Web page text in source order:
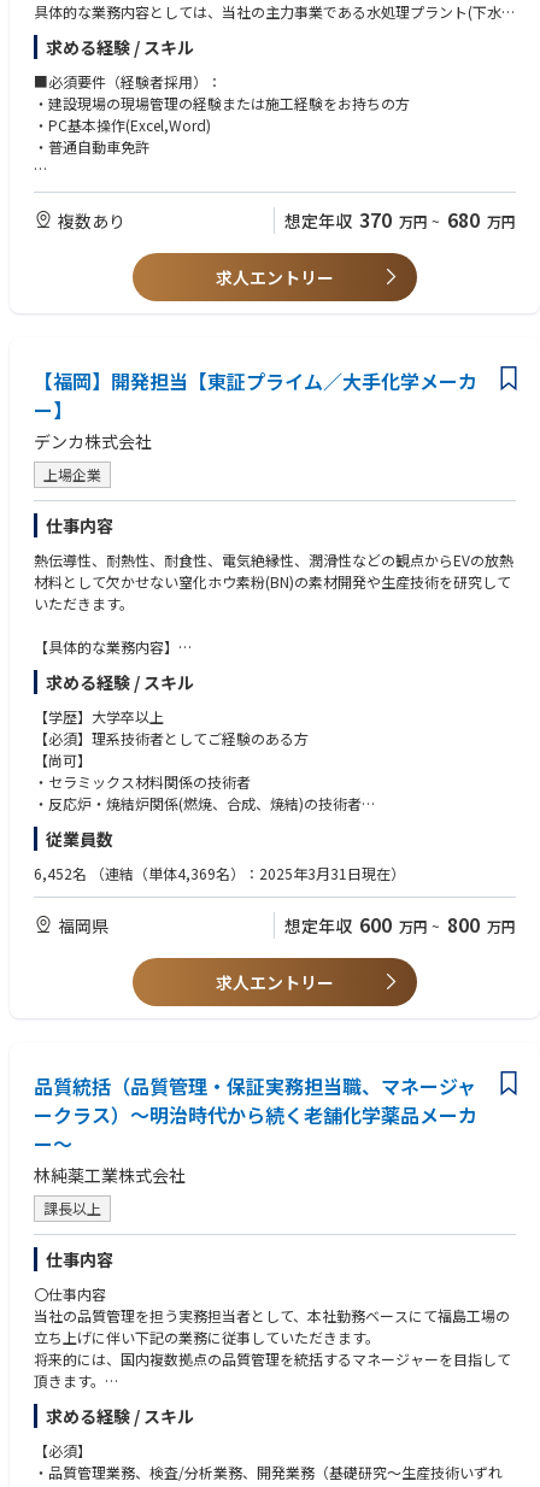
具体的な業務内容としては、当社の主力事業である水処理プラント(下水処
理施設、工場排水処理施設等)の施工管理業務を担当いただきます。
オフィスビルから、工場・プラントの排水処理システムまで、ご経験・ス
キルや適性に応じて担当いただきます。
【具体的な仕事内容】
・新設の水処理プラントを下請け業者に発注
・現場工程管理
・原価管理
・安全管理
・CADでの図面作成および修正
・お客様との打ち合わせ
・工事書類や工事写真帳の作成
官公庁、有名大学の施工実績があり、業界でも高い技術力・製品力を誇っ
ております。資格取得報奨金制度があるため会社として個人のスキルアッ
プを支援しており、手に職をつけられる仕事です。
【ポジションの魅力】
・資格取得報奨金制度
・時間外手当100％支給で家族手当や役職手当などの福利厚生も充実
・総合職・エリア総合職のコース別採用有
・毎年増収、スタンダード市場の上場企業の安定基盤
・グローバルに展開中
・年間休日125日と働きやすい環境
・OJTで教育体制がしっかりしてるため、現場のことがよくわかった状態
で営業活動ができる
・開発～施工、メンテナンスまで一気通貫してお客様へソリューション提
案している
・社内に開発～施工のプロがいるので、わからないときにプロに聞ける環
境がある
・slackの導入により社内のコミュニケーションが活発になり、垣根なくコ
ミュニケーションが取れる
・実績を積むことによってマネジメントできる
未経験者の方も、同行指導等を行いますので、実力を高めて就業いただけ
ます。
求める経験 / スキル
■必須要件（経験者採用）：
・建設現場の現場管理の経験または施工経験をお持ちの方
・PC基本操作(Excel,Word)
・普通自動車免許
■必須要件（未経験者採用）：
・PC基本操作(Excel,Word)
・普通自動車免許
・何らかのCAD操作（使用）による図面作成、修正が可能な方
複数あり 想定年収 370 万円 ~ 680 万円
求人エントリー
【福岡】開発担当【東証プライム／大手化学メーカ
ー】
デンカ株式会社
上場企業
仕事内容
熱伝導性、耐熱性、耐食性、電気絶縁性、潤滑性などの観点からEVの放熱
材料として欠かせない窒化ホウ素粉(BN)の素材開発や生産技術を研究して
いただきます。
【具体的な業務内容】
①新規開発品の検討
②生産性改善､新プロセス検討
③改善活動 等
＜キャリアパス＞※応募者様のご経歴やご経験により担当期間を延長・短
縮したり、内容を変更したりする場合がございます。
【入社後～5年程度】
・窒化ホウ素粉、窒化ホウ素成形物の新規開発､評価技術､生産技術の深耕
とユーザー対応業務を担当
【入社5年～10年程度】
・窒化ホウ素粉、窒化ホウ素成形物の技術リーダー
・若しくは､研究部門での次世代材料開発､用途開発研究リーダー
【それ以降】
・事業部門での販売戦略、新拠点検討 等
無機製品と、変化が早く高い性能を求められる電子材料製品の両方を生産
する、会社として重要な役割を持つ、大変特徴のある工場です。
求める経験 / スキル
【学歴】大学卒以上
【必須】理系技術者としてご経験のある方
【尚可】
・セラミックス材料関係の技術者
・反応炉・焼結炉関係(燃焼、合成、焼結)の技術者
・化学メーカー技術者
従業員数
6,452名 （連結（単体4,369名）：2025年3月31日現在）
福岡県 想定年収 600 万円 ~ 800 万円
求人エントリー
品質統括（品質管理・保証実務担当職、マネージャ
ークラス）～明治時代から続く老舗化学薬品メーカ
ー～
林純薬工業株式会社
課長以上
仕事内容
〇仕事内容
当社の品質管理を担う実務担当者として、本社勤務ベースにて福島工場の
立ち上げに伴い下記の業務に従事していただきます。
将来的には、国内複数拠点の品質管理を統括するマネージャーを目指して
頂きます。
●当社品質保証体制に基づいた品質管理業務の推進
・製造/検査工程での品質システム構築と管理/改善
・社内品質管理対応【工程設計（4M設計）の確認、QC工程表、工程変
求める経験 / スキル
【必須】
・品質管理業務、検査/分析業務、開発業務（基礎研究～生産技術いずれ